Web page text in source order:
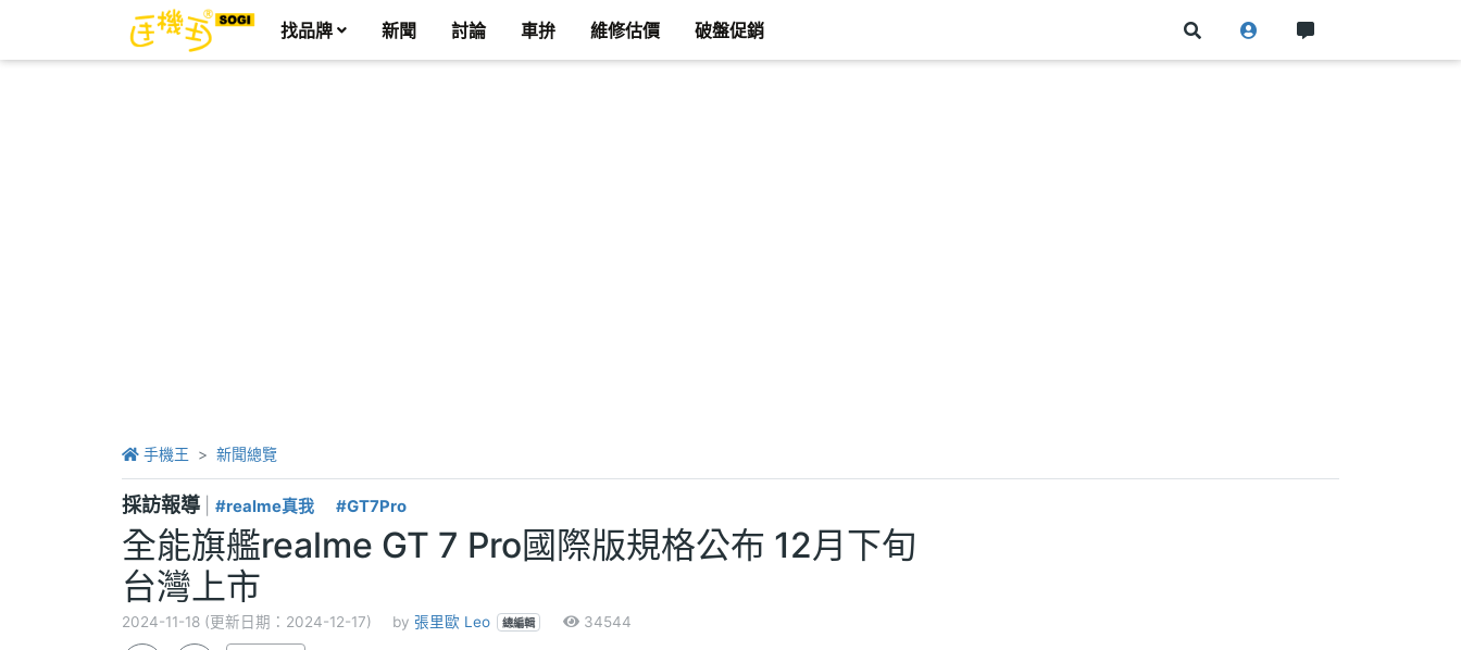
找品牌 新聞 討論 車拚 維修估價 破盤促銷
手機王 新聞總覽
採訪報導 #realme真我 #GT7Pro
全能旗艦realme GT 7 Pro國際版規格公布 12月下旬
台灣上市
2024-11-18 (更新日期：2024-12-17) by 張里歐 Leo 總編輯 34544